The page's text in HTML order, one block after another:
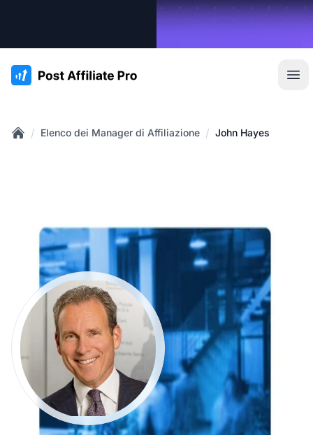
:site.title
/ Elenco dei Manager di Affiliazione / John Hayes